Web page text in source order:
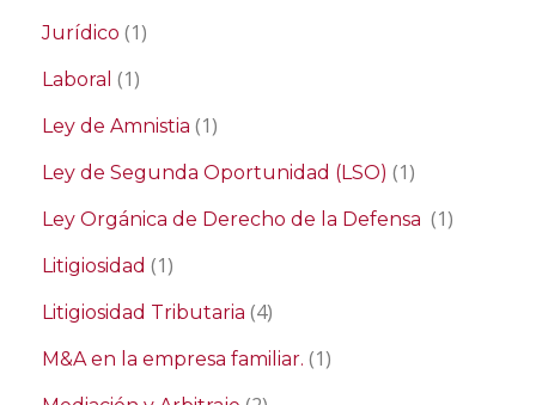
Jurídico (1)
Laboral (1)
Ley de Amnistia (1)
Ley de Segunda Oportunidad (LSO) (1)
Ley Orgánica de Derecho de la Defensa (1)
Litigiosidad (1)
Litigiosidad Tributaria (4)
M&A en la empresa familiar. (1)